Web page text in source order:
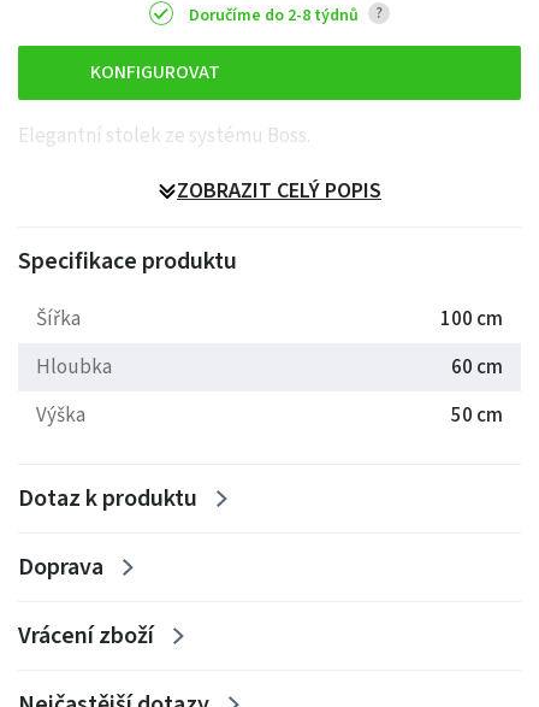
Doručíme do 2-8 týdnů ?
KONFIGUROVAT
Elegantní stolek ze systému Boss.
ZOBRAZIT CELÝ POPIS
Specifikace produktu
Šířka
100 cm
Hloubka
60 cm
Výška
50 cm
Dotaz k produktu
Doprava
Vrácení zboží